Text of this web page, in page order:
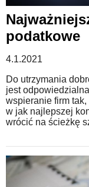
podatkowe
4.1.2021
Do utrzymania
jest
wspieranie firm tak,
w jak najlepszej
wrócić na ścieżkę